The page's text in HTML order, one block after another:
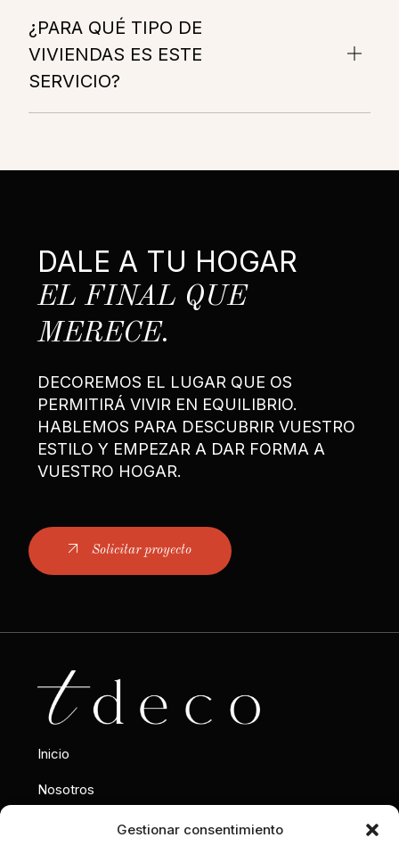
Gestionar consentimiento
¿PARA QUÉ TIPO DE
VIVIENDAS ES ESTE
SERVICIO?
DALE A TU HOGAR
EL FINAL QUE
MERECE.
DECOREMOS EL LUGAR QUE OS
PERMITIRÁ VIVIR EN EQUILIBRIO.
HABLEMOS PARA DESCUBRIR VUESTRO
ESTILO Y EMPEZAR A DAR FORMA A
VUESTRO HOGAR.
Solicitar proyecto
Inicio
Nosotros